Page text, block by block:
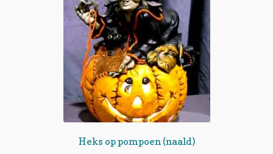
Heks op pompoen (naald)